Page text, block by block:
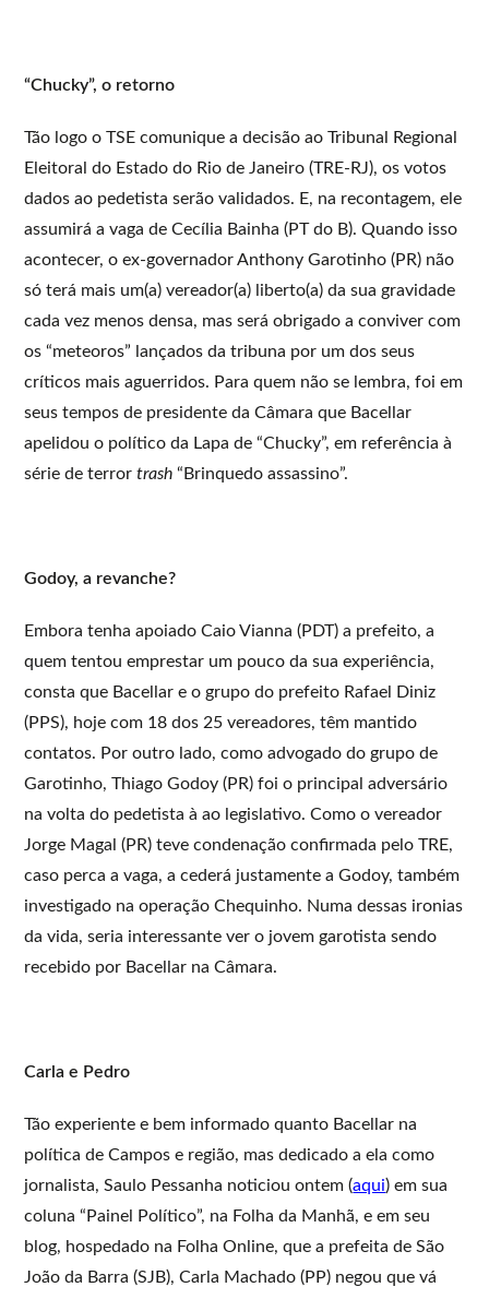
“Chucky”, o retorno
Tão logo o TSE comunique a decisão ao Tribunal Regional
Eleitoral do Estado do Rio de Janeiro (TRE-RJ), os votos
dados ao pedetista serão validados. E, na recontagem, ele
assumirá a vaga de Cecília Bainha (PT do B). Quando isso
acontecer, o ex-governador Anthony Garotinho (PR) não
só terá mais um(a) vereador(a) liberto(a) da sua gravidade
cada vez menos densa, mas será obrigado a conviver com
os “meteoros” lançados da tribuna por um dos seus
críticos mais aguerridos. Para quem não se lembra, foi em
seus tempos de presidente da Câmara que Bacellar
apelidou o político da Lapa de “Chucky”, em referência à
série de terrortrash “Brinquedo assassino”.
Godoy, a revanche?
Embora tenha apoiado Caio Vianna (PDT) a prefeito, a
quem tentou emprestar um pouco da sua experiência,
consta que Bacellar e o grupo do prefeito Rafael Diniz
(PPS), hoje com 18 dos 25 vereadores, têm mantido
contatos. Por outro lado, como advogado do grupo de
Garotinho, Thiago Godoy (PR) foi o principal adversário
na volta do pedetista à ao legislativo. Como o vereador
Jorge Magal (PR) teve condenação confirmada pelo TRE,
caso perca a vaga, a cederá justamente a Godoy, também
investigado na operação Chequinho. Numa dessas ironias
da vida, seria interessante ver o jovem garotista sendo
recebido por Bacellar na Câmara.
Carla e Pedro
Tão experiente e bem informado quanto Bacellar na
política de Campos e região, mas dedicado a ela como
jornalista, Saulo Pessanha noticiou ontem (aqui) em sua
coluna “Painel Político”, na Folha da Manhã, e em seu
blog, hospedado na Folha Online, que a prefeita de São
João da Barra (SJB), Carla Machado (PP) negou que vá